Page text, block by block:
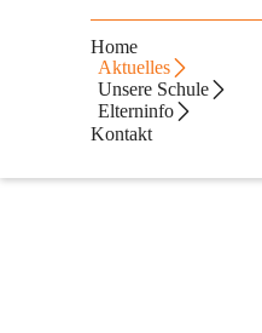
Home
Aktuelles
Unsere Schule
Elterninfo
Kontakt
Neuigkeiten